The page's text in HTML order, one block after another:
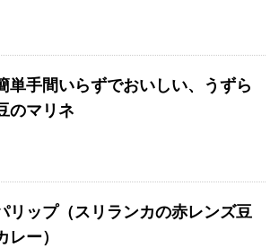
単手間いらずでおいしい、うずら
のマリネ
リップ（スリランカの赤レンズ豆
レー）